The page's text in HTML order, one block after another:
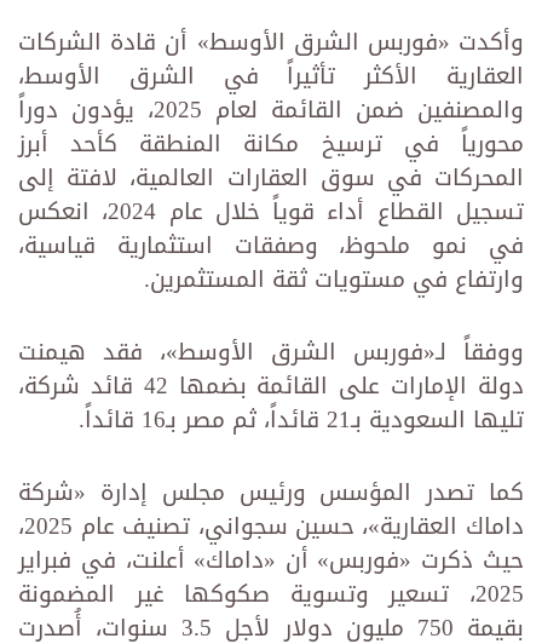
وأكدت «فوربس الشرق الأوسط» أن قادة الشركات
العقارية الأكثر تأثيراً في الشرق الأوسط،
والمصنفين ضمن القائمة لعام 2025، يؤدون دوراً
محورياً في ترسيخ مكانة المنطقة كأحد أبرز
المحركات في سوق العقارات العالمية، لافتة إلى
تسجيل القطاع أداء قوياً خلال عام 2024، انعكس
في نمو ملحوظ، وصفقات استثمارية قياسية،
وارتفاع في مستويات ثقة المستثمرين.
ووفقاً لـ«فوربس الشرق الأوسط»، فقد هيمنت
دولة الإمارات على القائمة بضمها 42 قائد شركة،
تليها السعودية بـ21 قائداً، ثم مصر بـ16 قائداً.
كما تصدر المؤسس ورئيس مجلس إدارة «شركة
داماك العقارية»، حسين سجواني، تصنيف عام 2025،
حيث ذكرت «فوربس» أن «داماك» أعلنت، في فبراير
2025، تسعير وتسوية صكوكها غير المضمونة
بقيمة 750 مليون دولار لأجل 3.5 سنوات، أُصدرت